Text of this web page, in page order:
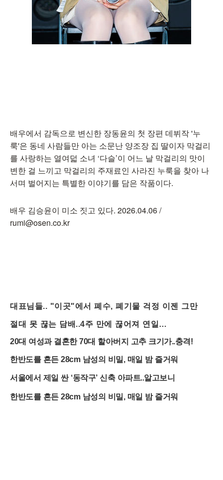
배우에서 감독으로 변신한 장동윤의 첫 장편 데뷔작 '누
룩'은 동네 사람들만 아는 소문난 양조장 집 딸이자 막걸리
를 사랑하는 열여덟 소녀 ‘다슬’이 어느 날 막걸리의 맛이
변한 걸 느끼고 막걸리의 주재료인 사라진 누룩을 찾아 나
서며 벌어지는 특별한 이야기를 담은 작품이다.
배우 김승윤이 미소 짓고 있다. 2026.04.06 /
rumi@osen.co.kr